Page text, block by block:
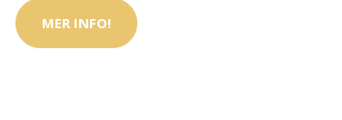
MER INFO!